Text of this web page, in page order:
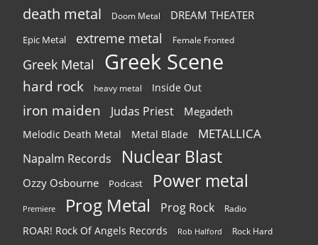
death metal Doom Metal DREAM THEATER
Epic Metal extreme metal Female Fronted
Greek Metal Greek Scene
hard rock heavy metal Inside Out
iron maiden Judas Priest Megadeth
Melodic Death Metal Metal Blade METALLICA
Napalm Records Nuclear Blast
Ozzy Osbourne Podcast Power metal
Premiere Prog Metal Prog Rock Radio
ROAR! Rock Of Angels Records Rob Halford Rock Hard